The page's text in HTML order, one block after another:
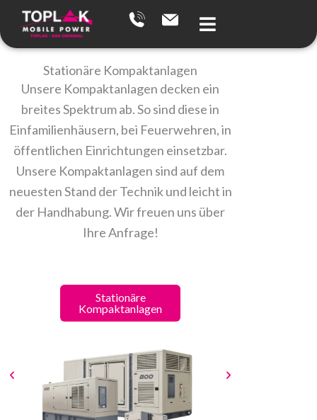
Zum
Inhalt
springen
Stationäre Kompaktanlagen
Unsere Kompaktanlagen decken ein
breites Spektrum ab. So sind diese in
Einfamilienhäusern, bei Feuerwehren, in
öffentlichen Einrichtungen einsetzbar.
Unsere Kompaktanlagen sind auf dem
neuesten Stand der Technik und leicht in
der Handhabung. Wir freuen uns über
Ihre Anfrage!
Stationäre
Kompaktanlagen